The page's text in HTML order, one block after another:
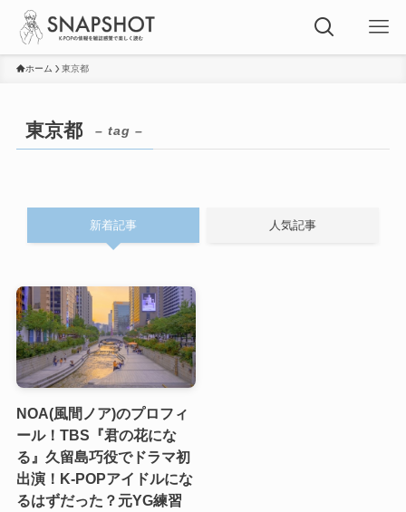
ホーム 東京都
東京都 – tag –
新着記事 人気記事
NOA(風間ノア)のプロフィ
ール！TBS『君の花にな
る』久留島巧役でドラマ初
出演！K-POPアイドルにな
るはずだった？元YG練習